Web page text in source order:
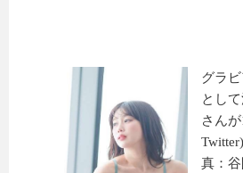
グラ
とし
さん
真：